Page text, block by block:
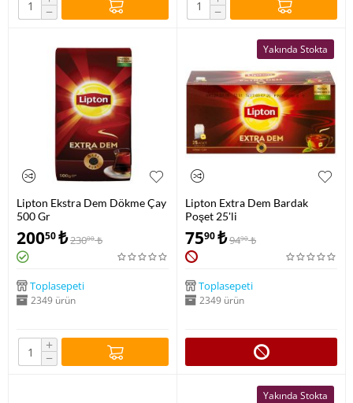
− −
Lipton Ekstra Dem Dökme Çay
500 Gr
20050₺23000 ₺
Toplasepeti
2349 ürün
+
−
Yakında Stokta
Lipton Extra Dem Bardak
Poşet 25'li
7590₺9490 ₺
Toplasepeti
2349 ürün
Yakında Stokta